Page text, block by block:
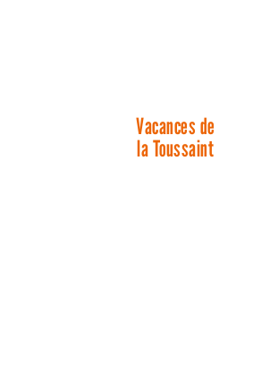
Vacances de
la Toussaint